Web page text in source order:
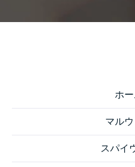
ホ
マル
スパイ